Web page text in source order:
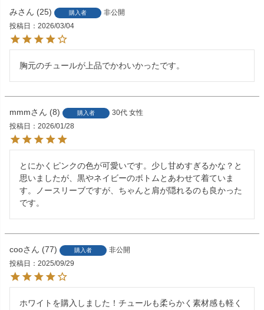
み 25 購入者
非公開
投稿日
2026/03/04
胸元のチュールが上品でかわいかったです。
mmm 8 購入者 30代 女性
投稿日
2026/01/28
とにかくピンクの色が可愛いです。少し甘めすぎるかな？と
思いましたが、黒やネイビーのボトムとあわせて着ていま
す。ノースリーブですが、ちゃんと肩が隠れるのも良かった
です。
coo 77 購入者
非公開
投稿日
2025/09/29
ホワイトを購入しました！チュールも柔らかく素材感も軽く